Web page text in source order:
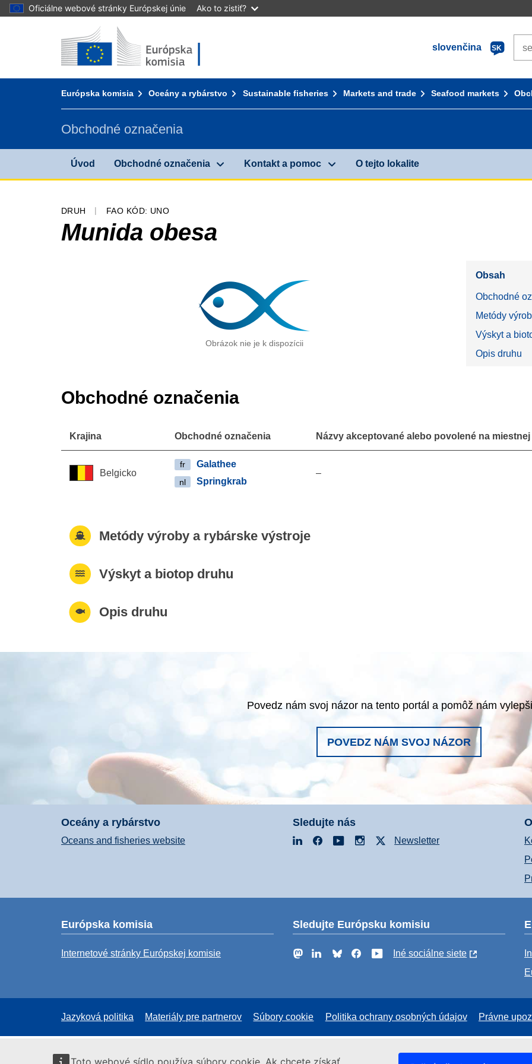
Oficiálne webové stránky Európskej únie Ako to zistiť?
Toto webové sídlo používa súbory cookie. Ak chcete získať
Prejsť na obsahÚvod - Európska komisia
slovenčina
SK
Európska komisia Oceány a rybárstvo Sustainable fisheries Markets and trade Seafood markets
Obchodné označenia
Úvod Obchodné označenia Kontakt a pomoc O tejto lokalite
DRUH FAO KÓD: UNO
Munida obesa
Obrázok nie je k dispozícii
Obsah
Obchodné
Metódy
Výskyt a
Opis druhu
Obchodné označenia
Krajina Obchodné označenia Názvy akceptované alebo povolené na
Belgicko
fr Galathee
nl Springkrab
–
Metódy výroby a rybárske výstroje
Výskyt a biotop druhu
Opis druhu
Povedz nám svoj názor na tento portál a pomôž nám
POVEDZ NÁM SVOJ NÁZOR
Oceány a rybárstvo
Oceans and fisheries website
Sledujte nás
LinkedInFacebookYouTubeInstagramNewsletter
Európska komisia
Internetové stránky Európskej komisie
Sledujte Európsku komisiu
MastodonLinkedInBlueskyFacebookYouTube
Iné sociálne siete
Jazyková politika Materiály pre partnerov Súbory cookie Politika ochrany osobných údajov Právne